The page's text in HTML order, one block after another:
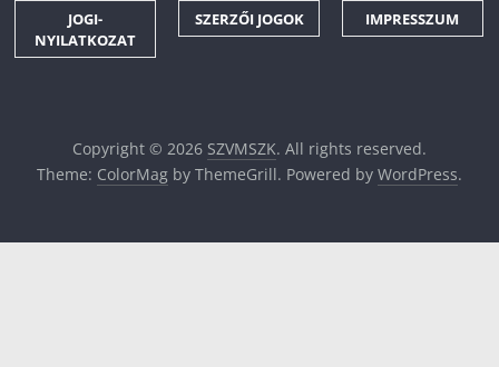
JOGI-
NYILATKOZAT
SZERZŐI JOGOK IMPRESSZUM
Copyright © 2026 SZVMSZK. All rights reserved.
Theme: ColorMagby ThemeGrill. Powered by WordPress.